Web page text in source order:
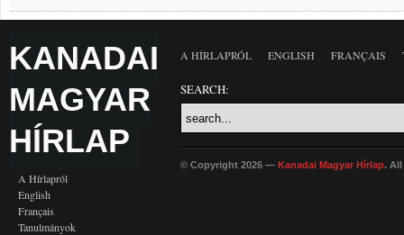
KANADAI
MAGYAR
HÍRLAP
A Hírlapról
English
Français
Tanulmányok
A HÍRLAPRÓL ENGLISH FRANÇAIS
SEARCH:
© Copyright 2026 — Kanadai Magyar Hírlap. All